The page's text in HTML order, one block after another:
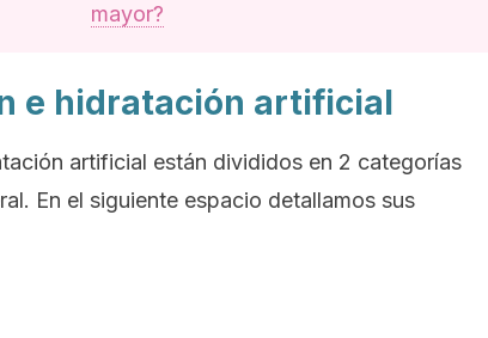
mayor?
e hidratación artificial
artificial están divididos en 2 categorías
En el siguiente espacio detallamos sus